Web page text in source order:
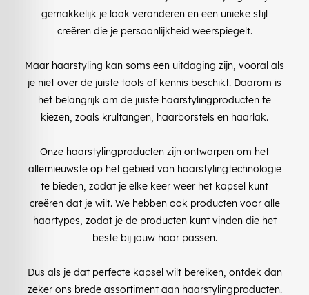
gemakkelijk je look veranderen en een unieke stijl
creëren die je persoonlijkheid weerspiegelt.
Maar haarstyling kan soms een uitdaging zijn, vooral als
je niet over de juiste tools of kennis beschikt. Daarom is
het belangrijk om de juiste haarstylingproducten te
kiezen, zoals krultangen, haarborstels en haarlak.
Onze haarstylingproducten zijn ontworpen om het
allernieuwste op het gebied van haarstylingtechnologie
te bieden, zodat je elke keer weer het kapsel kunt
creëren dat je wilt. We hebben ook producten voor alle
haartypes, zodat je de producten kunt vinden die het
beste bij jouw haar passen.
Dus als je dat perfecte kapsel wilt bereiken, ontdek dan
zeker ons brede assortiment aan haarstylingproducten.